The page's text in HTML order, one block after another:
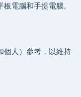
電腦和手提電腦。
個人）參考，以維持